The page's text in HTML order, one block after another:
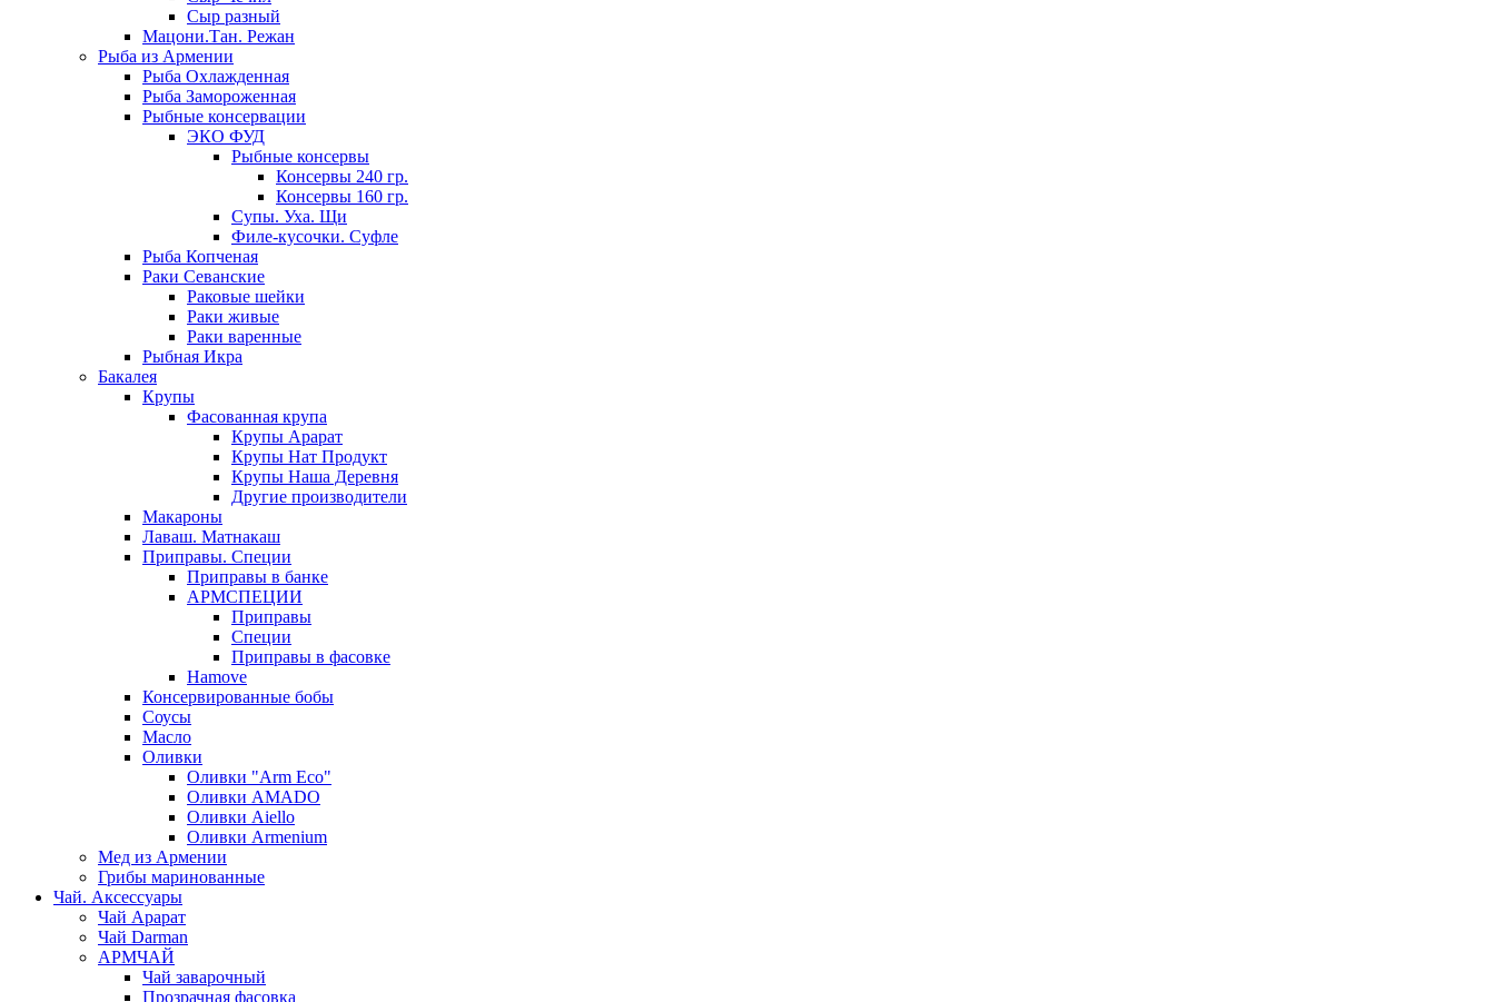
Сыр разный
Мацони.Тан. Режан
Рыба из Армении
Рыба Охлажденная
Рыба Замороженная
Рыбные консервации
ЭКО ФУД
Рыбные консервы
Консервы 240 гр.
Консервы 160 гр.
Супы. Уха. Щи
Филе-кусочки. Суфле
Рыба Копченая
Раки Севанские
Раковые шейки
Раки живые
Раки варенные
Рыбная Икра
Бакалея
Крупы
Фасованная крупа
Крупы Арарат
Крупы Нат Продукт
Крупы Наша Деревня
Другие производители
Макароны
Лаваш. Матнакаш
Приправы. Специи
Приправы в банке
АРМСПЕЦИИ
Приправы
Специи
Приправы в фасовке
Hamove
Консервированные бобы
Соусы
Масло
Оливки
Оливки "Arm Eco"
Оливки AMADO
Оливки Aiello
Оливки Armenium
Мед из Армении
Грибы маринованные
Чай. Аксессуары
Чай Арарат
Чай Darman
АРМЧАЙ
Чай заварочный
Прозрачная фасовка